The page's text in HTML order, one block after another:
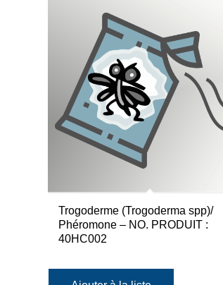
Trogoderme (Trogoderma spp)/
Phéromone – NO. PRODUIT :
40HC002